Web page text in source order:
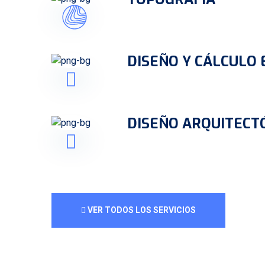
DISEÑO Y CÁLCULO
DISEÑO
VER TODOS LOS SERVICIOS